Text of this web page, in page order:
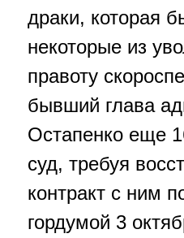
драки, которая
некоторые из
правоту
бывший глава
Остапенко еще
суд, требуя
контракт с ним
гордумой 3